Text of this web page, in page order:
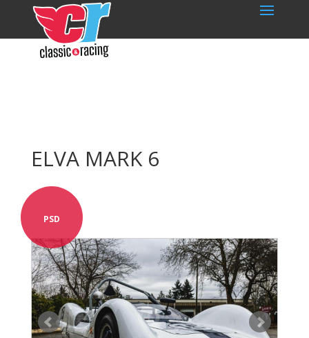
ELVA MARK 6
PSD